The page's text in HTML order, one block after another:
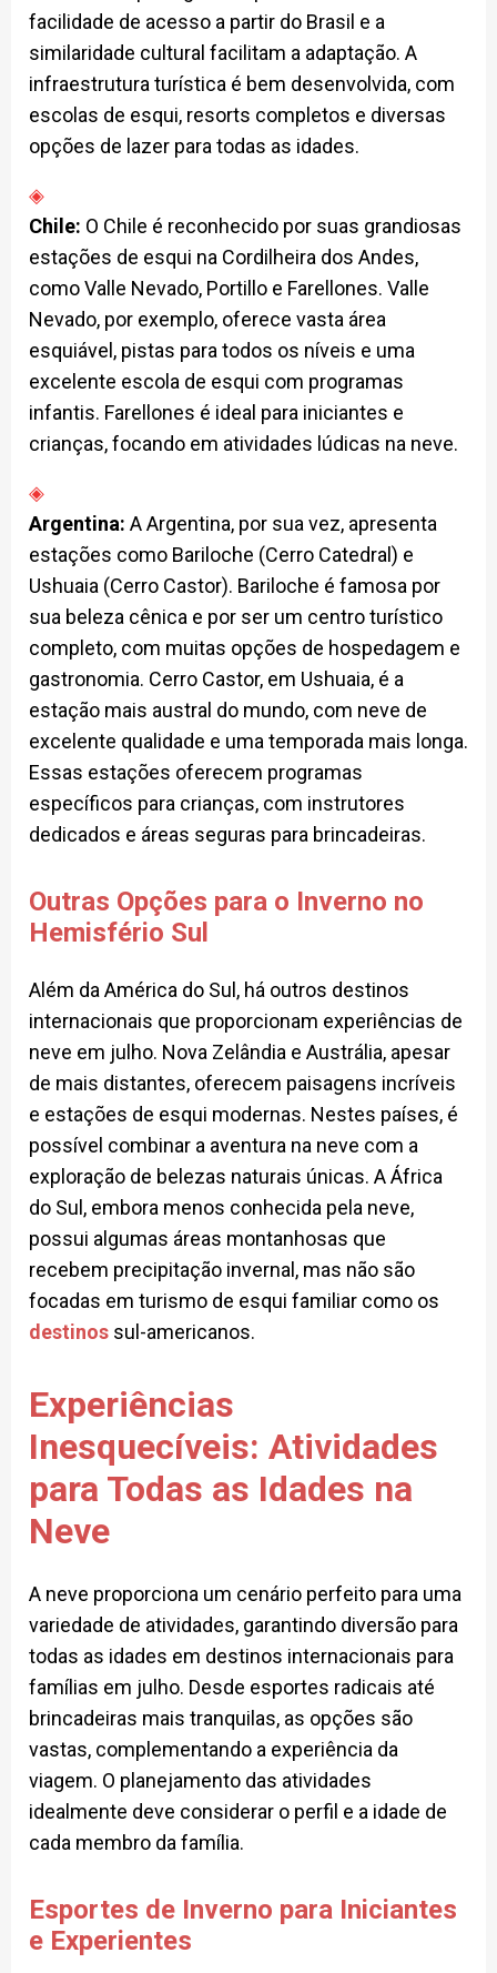
facilidade de acesso a partir do Brasil e a
similaridade cultural facilitam a adaptação. A
infraestrutura turística é bem desenvolvida, com
escolas de esqui, resorts completos e diversas
opções de lazer para todas as idades.
Chile: O Chile é reconhecido por suas grandiosas
estações de esqui na Cordilheira dos Andes,
como Valle Nevado, Portillo e Farellones. Valle
Nevado, por exemplo, oferece vasta área
esquiável, pistas para todos os níveis e uma
excelente escola de esqui com programas
infantis. Farellones é ideal para iniciantes e
crianças, focando em atividades lúdicas na neve.
Argentina: A Argentina, por sua vez, apresenta
estações como Bariloche (Cerro Catedral) e
Ushuaia (Cerro Castor). Bariloche é famosa por
sua beleza cênica e por ser um centro turístico
completo, com muitas opções de hospedagem e
gastronomia. Cerro Castor, em Ushuaia, é a
estação mais austral do mundo, com neve de
excelente qualidade e uma temporada mais longa.
Essas estações oferecem programas
específicos para crianças, com instrutores
dedicados e áreas seguras para brincadeiras.
Outras Opções para o Inverno no
Hemisfério Sul
Além da América do Sul, há outros destinos
internacionais que proporcionam experiências de
neve em julho. Nova Zelândia e Austrália, apesar
de mais distantes, oferecem paisagens incríveis
e estações de esqui modernas. Nestes países, é
possível combinar a aventura na neve com a
exploração de belezas naturais únicas. A África
do Sul, embora menos conhecida pela neve,
possui algumas áreas montanhosas que
recebem precipitação invernal, mas não são
focadas em turismo de esqui familiar como os
destinos sul-americanos.
Experiências
Inesquecíveis: Atividades
para Todas as Idades na
Neve
A neve proporciona um cenário perfeito para uma
variedade de atividades, garantindo diversão para
todas as idades em destinos internacionais para
famílias em julho. Desde esportes radicais até
brincadeiras mais tranquilas, as opções são
vastas, complementando a experiência da
viagem. O planejamento das atividades
idealmente deve considerar o perfil e a idade de
cada membro da família.
Esportes de Inverno para Iniciantes
e Experientes